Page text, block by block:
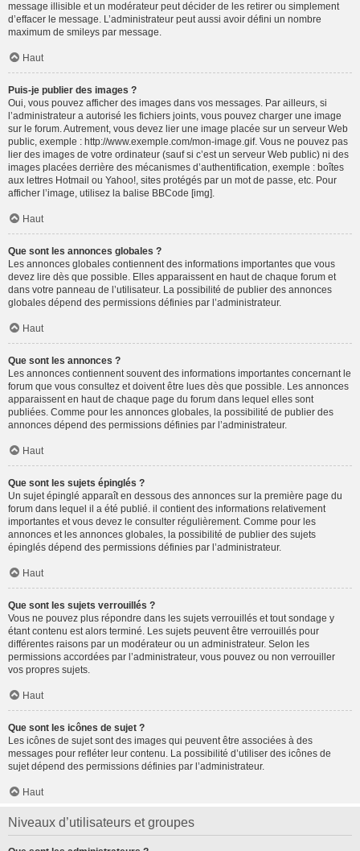
message illisible et un modérateur peut décider de les retirer ou simplement
d’effacer le message. L’administrateur peut aussi avoir défini un nombre
maximum de smileys par message.
Haut
Puis-je publier des images ?
Oui, vous pouvez afficher des images dans vos messages. Par ailleurs, si
l’administrateur a autorisé les fichiers joints, vous pouvez charger une image
sur le forum. Autrement, vous devez lier une image placée sur un serveur Web
public, exemple : http://www.exemple.com/mon-image.gif. Vous ne pouvez pas
lier des images de votre ordinateur (sauf si c’est un serveur Web public) ni des
images placées derrière des mécanismes d’authentification, exemple : boîtes
aux lettres Hotmail ou Yahoo!, sites protégés par un mot de passe, etc. Pour
afficher l’image, utilisez la balise BBCode [img].
Haut
Que sont les annonces globales ?
Les annonces globales contiennent des informations importantes que vous
devez lire dès que possible. Elles apparaissent en haut de chaque forum et
dans votre panneau de l’utilisateur. La possibilité de publier des annonces
globales dépend des permissions définies par l’administrateur.
Haut
Que sont les annonces ?
Les annonces contiennent souvent des informations importantes concernant le
forum que vous consultez et doivent être lues dès que possible. Les annonces
apparaissent en haut de chaque page du forum dans lequel elles sont
publiées. Comme pour les annonces globales, la possibilité de publier des
annonces dépend des permissions définies par l’administrateur.
Haut
Que sont les sujets épinglés ?
Un sujet épinglé apparaît en dessous des annonces sur la première page du
forum dans lequel il a été publié. il contient des informations relativement
importantes et vous devez le consulter régulièrement. Comme pour les
annonces et les annonces globales, la possibilité de publier des sujets
épinglés dépend des permissions définies par l’administrateur.
Haut
Que sont les sujets verrouillés ?
Vous ne pouvez plus répondre dans les sujets verrouillés et tout sondage y
étant contenu est alors terminé. Les sujets peuvent être verrouillés pour
différentes raisons par un modérateur ou un administrateur. Selon les
permissions accordées par l’administrateur, vous pouvez ou non verrouiller
vos propres sujets.
Haut
Que sont les icônes de sujet ?
Les icônes de sujet sont des images qui peuvent être associées à des
messages pour refléter leur contenu. La possibilité d’utiliser des icônes de
sujet dépend des permissions définies par l’administrateur.
Haut
Niveaux d’utilisateurs et groupes